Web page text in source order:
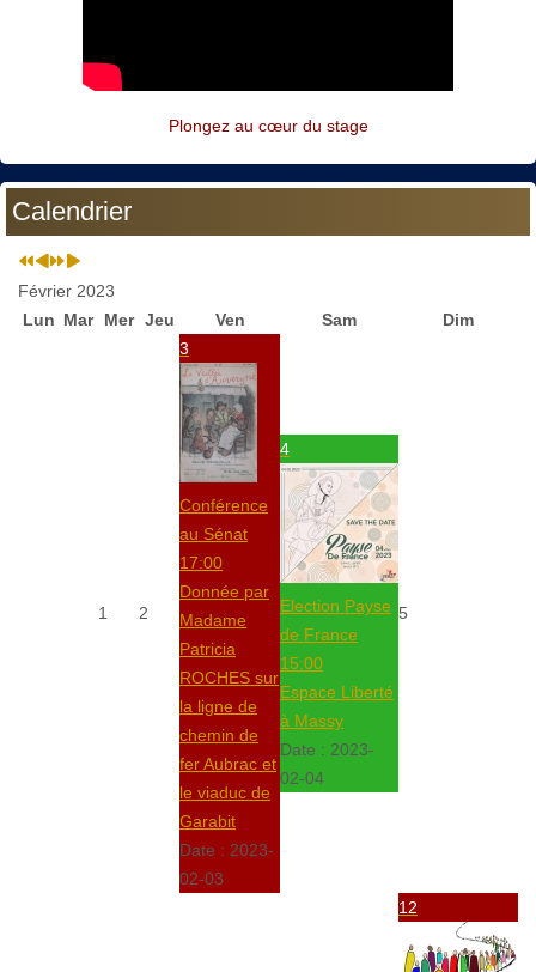
Plongez au cœur du stage
Calendrier
Février 2023
Lun Mar Mer Jeu Ven Sam Dim
1 2
3
Conférence
au Sénat
17:00
Donnée par
Madame
Patricia
ROCHES sur
la ligne de
chemin de
fer Aubrac et
le viaduc de
Garabit
Date : 2023-
02-03
4
Election Payse
de France
15:00
Espace Liberté
à Massy
Date : 2023-
02-04
5
12